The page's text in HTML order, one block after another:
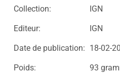
Collection: IGN
Editeur: IGN
Date de publication: 18-02-
Poids: 93